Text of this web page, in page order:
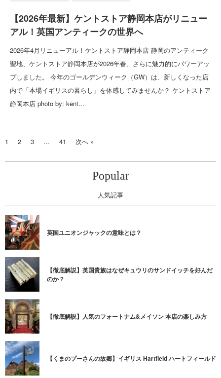
【2026年最新】ケントストア静岡本店がリニュー
アル！英国アンティークの世界へ
2026年4月リニューアル！ケントストア静岡本店 静岡のアンティーク
聖地、ケントストア静岡本店が2026年春、さらに魅力的にパワーアッ
プしました。 今年のゴールデンウィーク（GW）は、新しくなった店
内で「本場イギリスの暮らし」を体感してみませんか？ ケントストア
静岡本店 photo by: kent…
1 2 3 … 41 次へ »
Popular
人気記事
英国ユニオンジャックの意味とは？
【徹底解説】英国貴族はなぜキュウリのサンドイッチを好んだ
のか？
【徹底解説】人気のフォートナム&メイソン 本店の楽しみ方
【くまのプーさんの故郷】イギリス Hartfield ハートフィールド